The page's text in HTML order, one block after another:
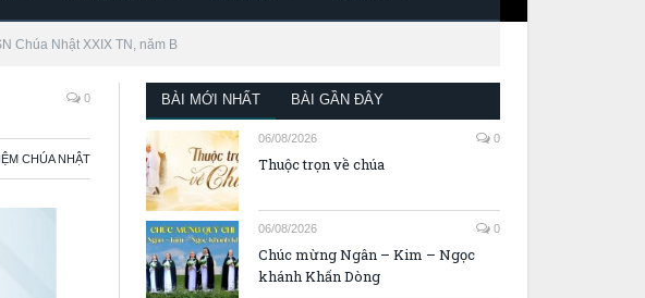
Chúa Nhật XXIX TN, năm B
0
CHÚA NHẬT
BÀI MỚI NHẤT BÀI GẦN ĐÂY
06/08/2026 0
Thuộc trọn về chúa
06/08/2026 0
Chúc mừng Ngân – Kim – Ngọc
khánh Khấn Dòng